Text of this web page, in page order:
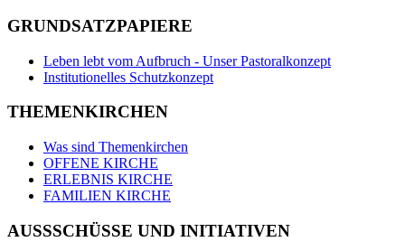
GRUNDSATZPAPIERE
Leben lebt vom Aufbruch - Unser Pastoralkonzept
Institutionelles Schutzkonzept
THEMENKIRCHEN
Was sind Themenkirchen
OFFENE KIRCHE
ERLEBNIS KIRCHE
FAMILIEN KIRCHE
AUSSSCHÜSSE UND INITIATIVEN